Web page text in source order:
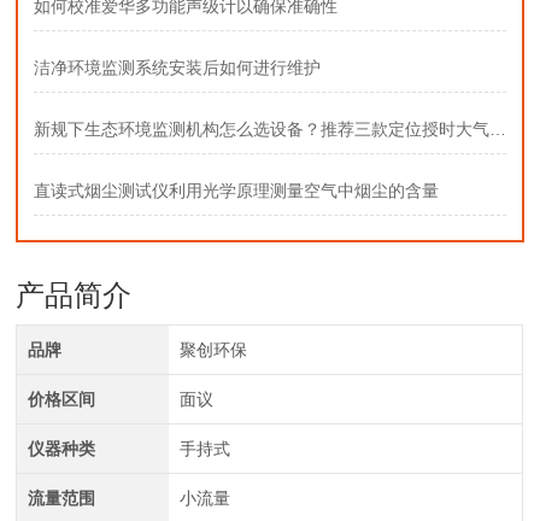
如何校准爱华多功能声级计以确保准确性
洁净环境监测系统安装后如何进行维护
新规下生态环境监测机构怎么选设备？推荐三款定位授时大气采样器
直读式烟尘测试仪利用光学原理测量空气中烟尘的含量
产品简介
品牌 聚创环保
价格区间 面议
仪器种类 手持式
流量范围 小流量